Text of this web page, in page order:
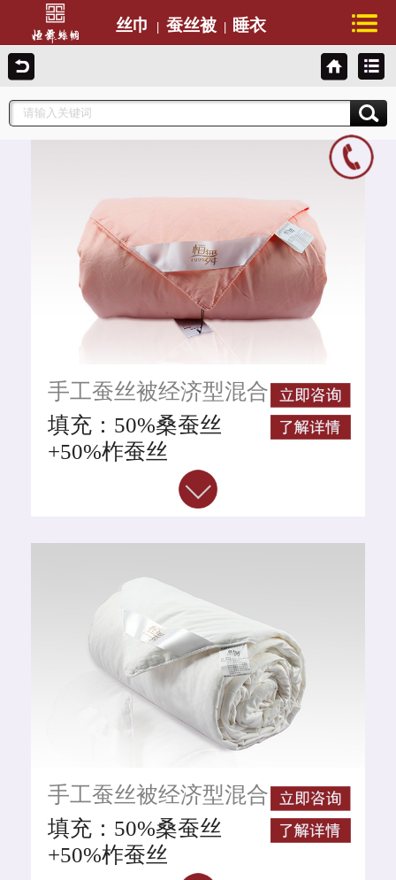
丝巾 | 蚕丝被 | 睡衣
手工蚕丝被经济型混合
蚕丝被
填充：50%桑蚕丝
+50%柞蚕丝
等级：合格品
工艺：手工拉制
规格整重：
220CM*240CM*2斤
220CM*240CM*4斤
220CM*240CM*6斤
220CM*240CM*8斤
蚕丝净重：1斤、2斤、
GB/T24252-2009（国
家级别桑蚕丝执行标
准）
手工蚕丝被经济型混合
蚕丝被
填充：50%桑蚕丝
+50%柞蚕丝